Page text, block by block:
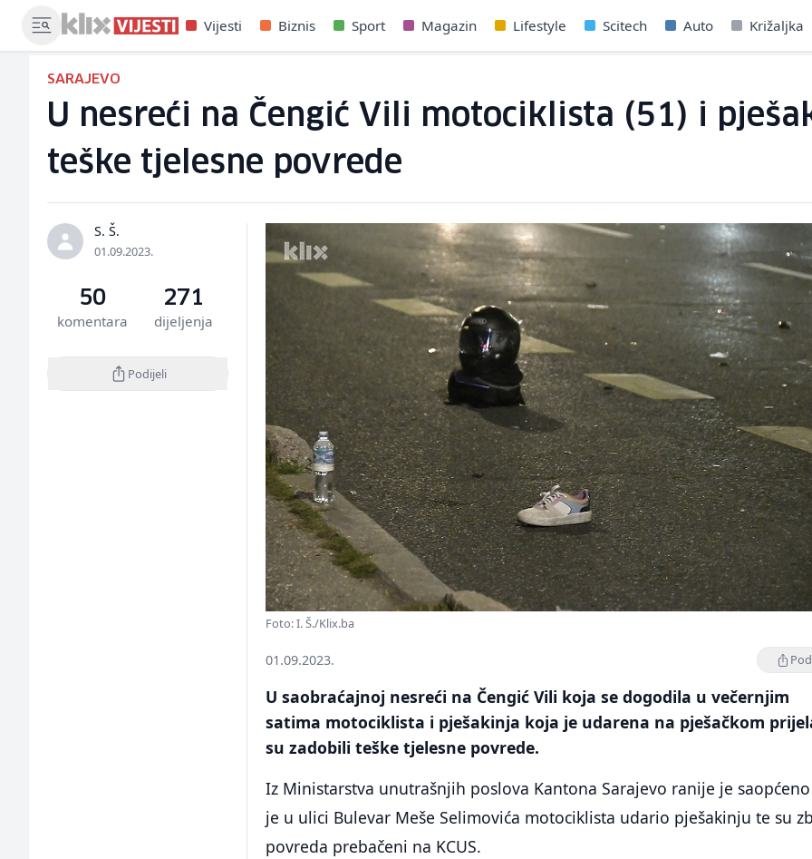
Vijesti Biznis Sport Magazin Lifestyle Scitech Auto Križaljka
SARAJEVO
U nesreći na Čengić Vili motociklista (51) i
teške tjelesne povrede
S. Š.
01.09.2023.
50
komentara
271
dijeljenja
Podijeli
Foto: I. Š./Klix.ba
01.09.2023.
U saobraćajnoj nesreći na Čengić Vili koja se dogodila u večernjim
satima motociklista i pješakinja koja je udarena na pješačkom
su zadobili teške tjelesne povrede.
Iz Ministarstva unutrašnjih poslova Kantona Sarajevo ranije je
je u ulici Bulevar Meše Selimovića motociklista udario pješakinju te su
povreda prebačeni na KCUS.